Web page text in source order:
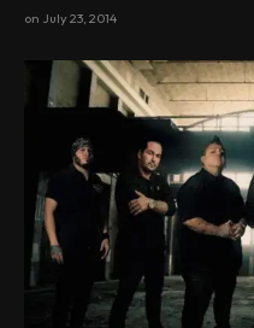
on July 23, 2014